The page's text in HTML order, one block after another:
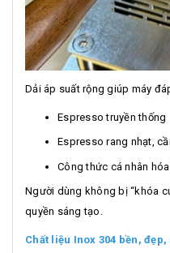
Dải áp suất rộng giúp máy
Espresso truyền thống
Espresso rang nhạt,
Công thức cá nhân
Người dùng không bị “khóa
quyền sáng tạo.
Chất liệu Inox 304 bền, đẹp,